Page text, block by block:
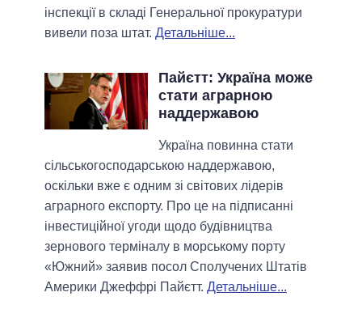
інспекції в складі Генеральної прокуратури
вивели поза штат. Детальніше...
Пайєтт: Україна може
стати аграрною
наддержавою
Україна повинна стати
сільськогосподарською наддержавою,
оскільки вже є одним зі світових лідерів
аграрного експорту. Про це на підписанні
інвестиційної угоди щодо будівництва
зернового терміналу в морському порту
«Южний» заявив посол Сполучених Штатів
Америки Джеффрі Пайєтт. Детальніше...